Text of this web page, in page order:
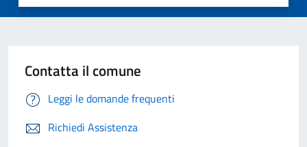
Contatta il comune
Leggi le domande frequenti
Richiedi Assistenza